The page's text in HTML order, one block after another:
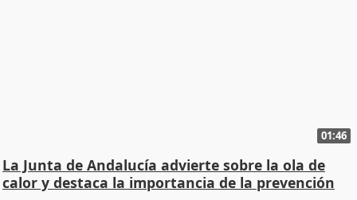
01:46
La Junta de Andalucía advierte sobre la ola de
calor y destaca la importancia de la prevención